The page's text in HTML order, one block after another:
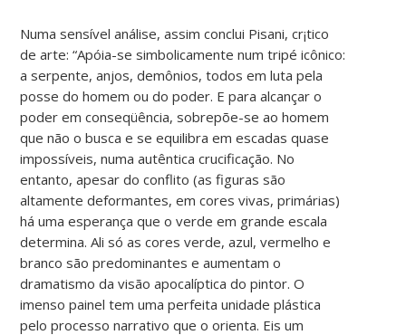
Numa sensível análise, assim conclui Pisani, cr¡tico
de arte: “Apóia-se simbolicamente num tripé icônico:
a serpente, anjos, demônios, todos em luta pela
posse do homem ou do poder. E para alcançar o
poder em conseqüência, sobrepõe-se ao homem
que não o busca e se equilibra em escadas quase
impossíveis, numa autêntica crucificação. No
entanto, apesar do conflito (as figuras são
altamente deformantes, em cores vivas, primárias)
há uma esperança que o verde em grande escala
determina. Ali só as cores verde, azul, vermelho e
branco são predominantes e aumentam o
dramatismo da visão apocalíptica do pintor. O
imenso painel tem uma perfeita unidade plástica
pelo processo narrativo que o orienta. Eis um